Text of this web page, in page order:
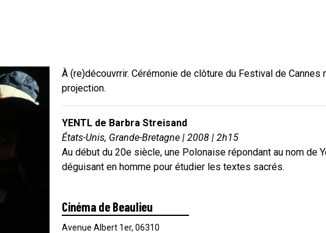
À (re)découvrrir. Cérémonie de clôture du Festival de
projection.
YENTL de Barbra Streisand
États-Unis, Grande-Bretagne | 2008 | 2h15
Au début du 20e siècle, une Polonaise répondant au nom de
déguisant en homme pour étudier les textes sacrés.
Cinéma de Beaulieu
Avenue Albert 1er, 06310